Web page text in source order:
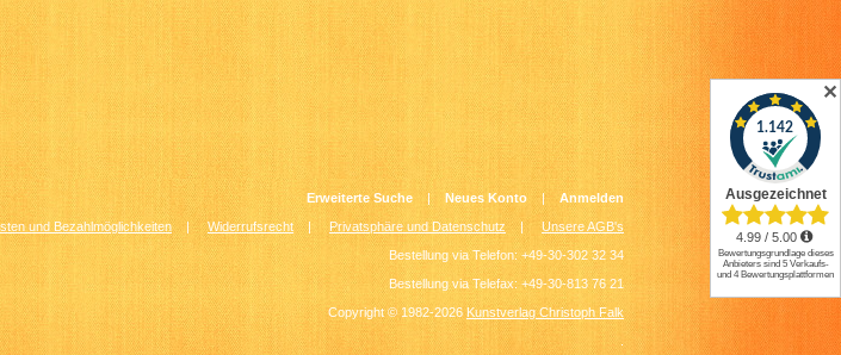
Erweiterte Suche | Neues Konto | Anmelden
und Bezahlmöglichkeiten|Widerrufsrecht | Privatsphäre und Datenschutz |Unsere AGB's
Bestellung via Telefon: +49-30-302 32 34
Bestellung via Telefax: +49-30-813 76 21
Copyright © 1982-2026 Kunstverlag Christoph Falk
✕